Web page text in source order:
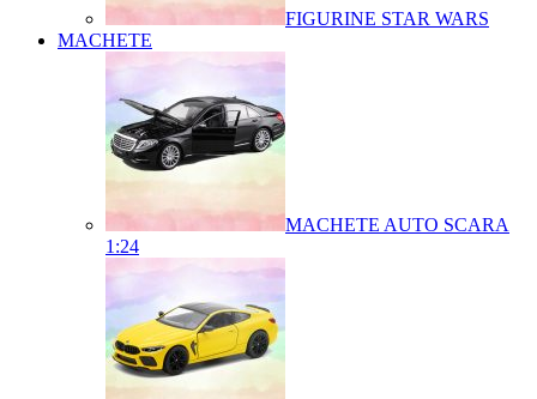
FIGURINE STAR WARS
MACHETE
MACHETE AUTO SCARA
1:24